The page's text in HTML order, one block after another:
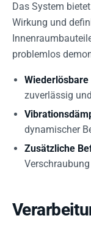
Das System
Wirkung und
problemlos
zuverlässig
dynamischer
Zusätzliche